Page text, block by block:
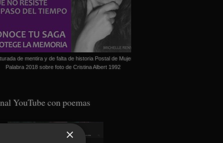
de mentira y de falta de historia Postal de Mujer
Palabra 2018 sobre foto de Cristina Albert 1992
YouTube con poemas
×